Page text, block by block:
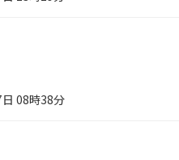
08時38分